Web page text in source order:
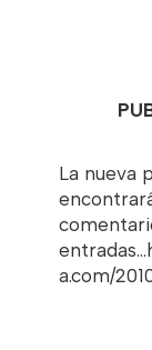
La nueva
a.com/